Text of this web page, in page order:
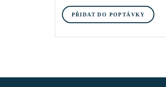
PŘIDAT DO POPTÁVKY